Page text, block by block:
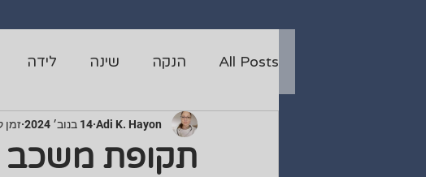
All Posts הנקה שינה לידה
תקופת משכב
Adi K. Hayon 14 בנוב׳ 2024 זמן